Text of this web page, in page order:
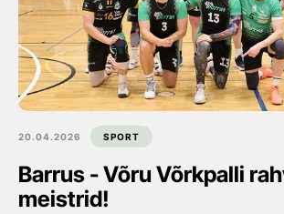
20.04.2026 SPORT
Barrus - Võru Võrkpalli
meistrid!